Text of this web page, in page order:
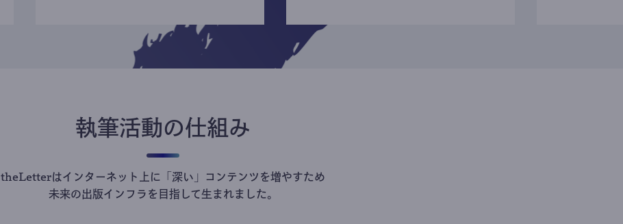
執筆活動の仕組み
theLetterはインターネット上に「深い」コンテンツを増やすため
未来の出版インフラを目指して生まれました。